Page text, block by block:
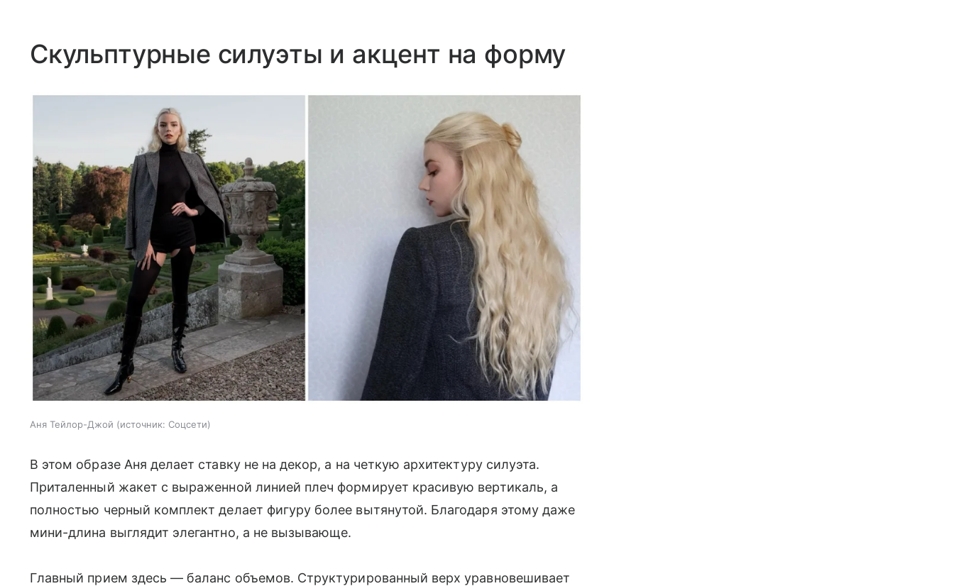
Скульптурные силуэты и акцент на форму
Аня Тейлор-Джой источник: Соцсети
В этом образе Аня делает ставку не на декор, а на четкую архитектуру силуэта.
Приталенный жакет с выраженной линией плеч формирует красивую вертикаль, а
полностью черный комплект делает фигуру более вытянутой. Благодаря этому даже
мини-длина выглядит элегантно, а не вызывающе.
Главный прием здесь — баланс объемов. Структурированный верх уравновешивает